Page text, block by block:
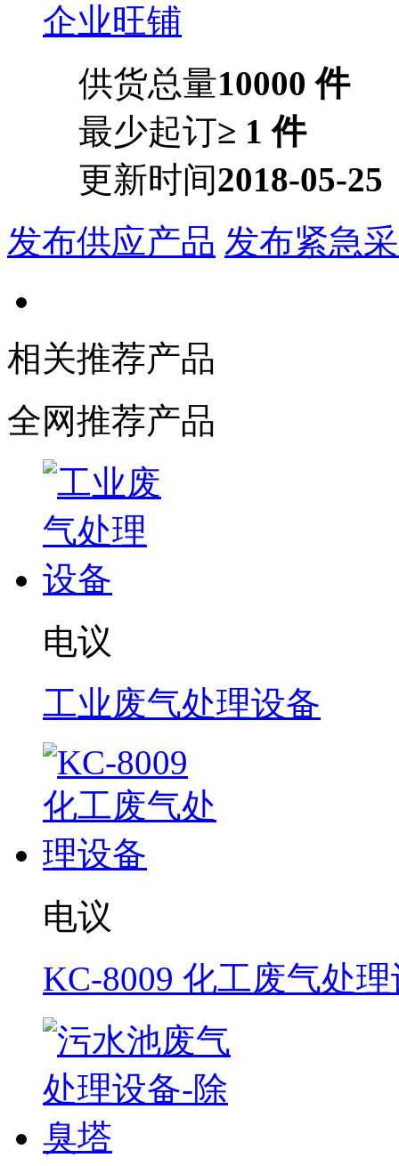
企业旺铺
供货总量10000 件
最少起订≥ 1 件
更新时间2018-05-25
发布供应产品 发布紧急
相关推荐产品
全网推荐产品
电议
工业废气处理设备
电议
KC-8009 化工废气处